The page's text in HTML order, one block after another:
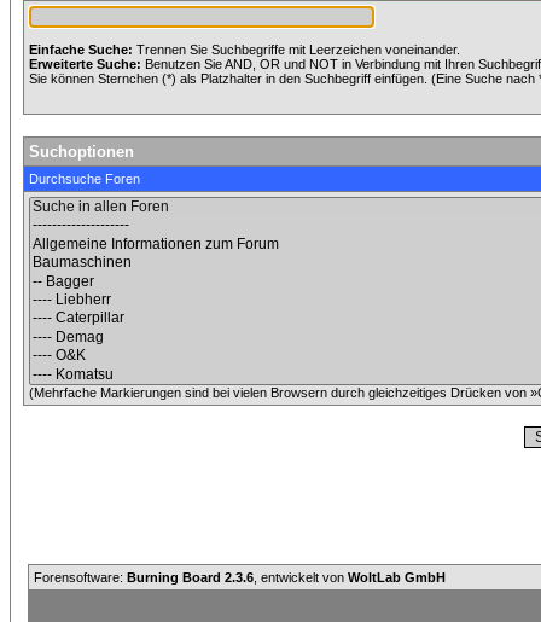
Einfache Suche: Trennen Sie Suchbegriffe mit Leerzeichen voneinander.
Erweiterte Suche: Benutzen Sie AND, OR und NOT in Verbindung mit Ihren
Sie können Sternchen (*) als Platzhalter in den Suchbegriff einfügen. (Eine Suche
Suchoptionen
Durchsuche Foren
(Mehrfache Markierungen sind bei vielen Browsern durch gleichzeitiges Drücken von
Forensoftware: Burning Board 2.3.6 , entwickelt von WoltLab GmbH